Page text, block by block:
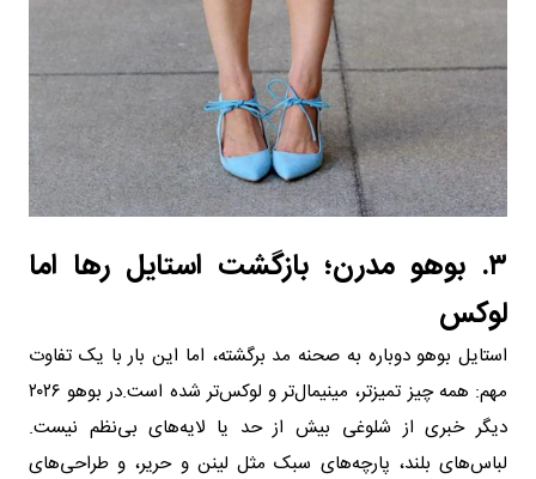
۳. بوهو مدرن؛ بازگشت استایل رها اما
لوکس
استایل بوهو دوباره به صحنه مد برگشته، اما این بار با یک تفاوت
مهم: همه چیز تمیزتر، مینیمال‌تر و لوکس‌تر شده است.در بوهو ۲۰۲۶
دیگر خبری از شلوغی بیش از حد یا لایه‌های بی‌نظم نیست.
لباس‌های بلند، پارچه‌های سبک مثل لینن و حریر، و طراحی‌های